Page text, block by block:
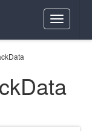
Toggle
navigation